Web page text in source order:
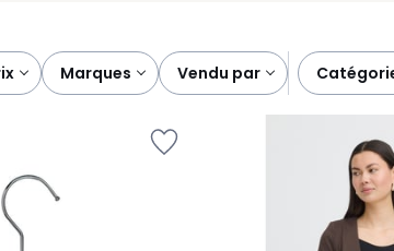
marques vendu par